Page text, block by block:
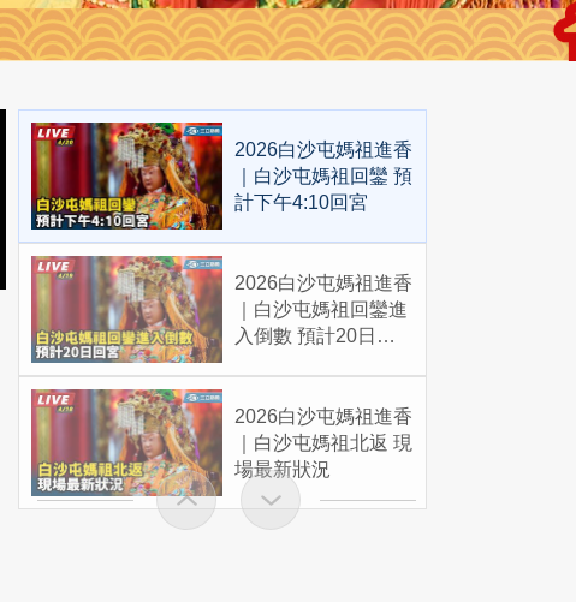
2026白沙屯媽祖進香
｜白沙屯媽祖回鑾 預
計下午4:10回宮
2026白沙屯媽祖進香
｜白沙屯媽祖回鑾進
入倒數 預計20日回
2026白沙屯媽祖進香
｜白沙屯媽祖北返 現
場最新狀況